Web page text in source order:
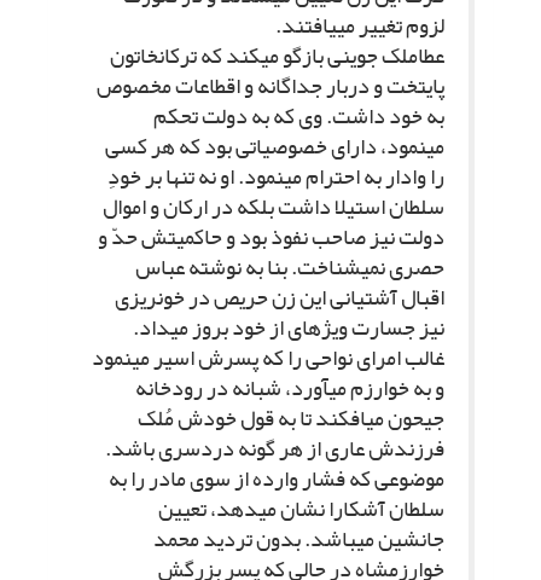
لزوم تغییر مى‏یافتند.
عطاملک جوینى بازگو مى‏کند که ترکان‏خاتون
پایتخت و دربار جداگانه و اقطاعات مخصوص
به خود داشت. وى که به دولت تحکم
مى‏نمود، داراى خصوصیاتى بود که هر کسى
را وادار به احترام مى‏نمود. او نه تنها بر خودِ
سلطان استیلا داشت بلکه در ارکان و اموال
دولت نیز صاحب نفوذ بود و حاکمیتش حدّ و
حصرى نمى‏شناخت. بنا به نوشته عباس
اقبال آشتیانى این زن حریص در خونریزى
نیز جسارت ویژه‏اى از خود بروز مى‏داد.
غالب امراى نواحى را که پسرش اسیر مى‏نمود
و به خوارزم مى‏آورد، شبانه در رودخانه
جیحون مى‏افکند تا به قول خودش مُلک
فرزندش عارى از هر گونه دردسرى باشد.
موضوعى که فشار وارده از سوى مادر را به
سلطان آشکارا نشان مى‏دهد، تعیین
جانشین مى‏باشد. بدون تردید محمد
خوارزمشاه در حالى که پسر بزرگش